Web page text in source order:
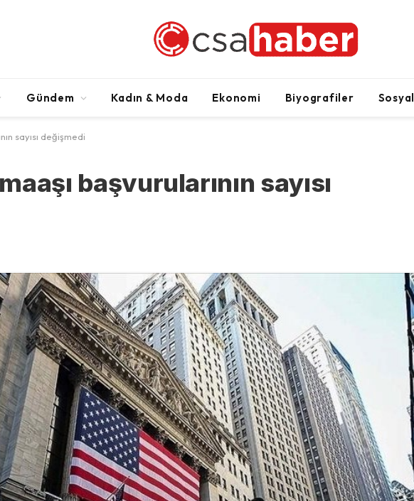
Gündem Kadın & Moda Ekonomi Biyografiler
sayısı değişmedi
başvurularının sayısı